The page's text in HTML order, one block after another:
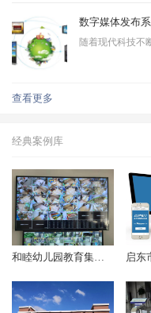
数字媒体发布
查看更多
经典案例库
和睦幼儿园教育集团监控项目顺利完成